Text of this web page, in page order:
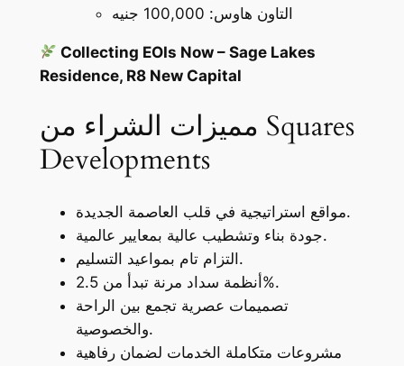
التاون هاوس: 100,000 جنيه
Collecting EOIs Now – Sage Lakes
Residence, R8 New Capital
مميزات الشراء من Squares
Developments
مواقع استراتيجية في قلب العاصمة الجديدة.
جودة بناء وتشطيب عالية بمعايير عالمية.
التزام تام بمواعيد التسليم.
أنظمة سداد مرنة تبدأ من 2.5%.
تصميمات عصرية تجمع بين الراحة
والخصوصية.
مشروعات متكاملة الخدمات لضمان رفاهية